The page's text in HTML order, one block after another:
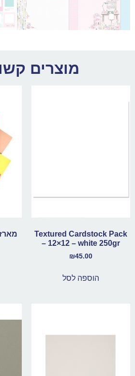
מוצרים
Textured Cardstock Pack
– 12×12 – white 250gr
₪45.00
הוספה לסל